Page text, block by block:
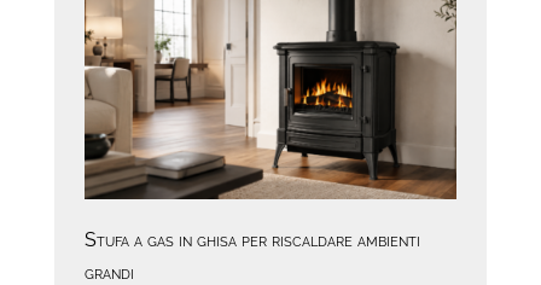
Stufa a gas in ghisa per riscaldare ambienti
grandi